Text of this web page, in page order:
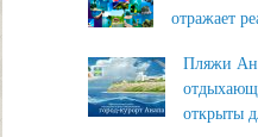
отражает
Пляжи
открыты